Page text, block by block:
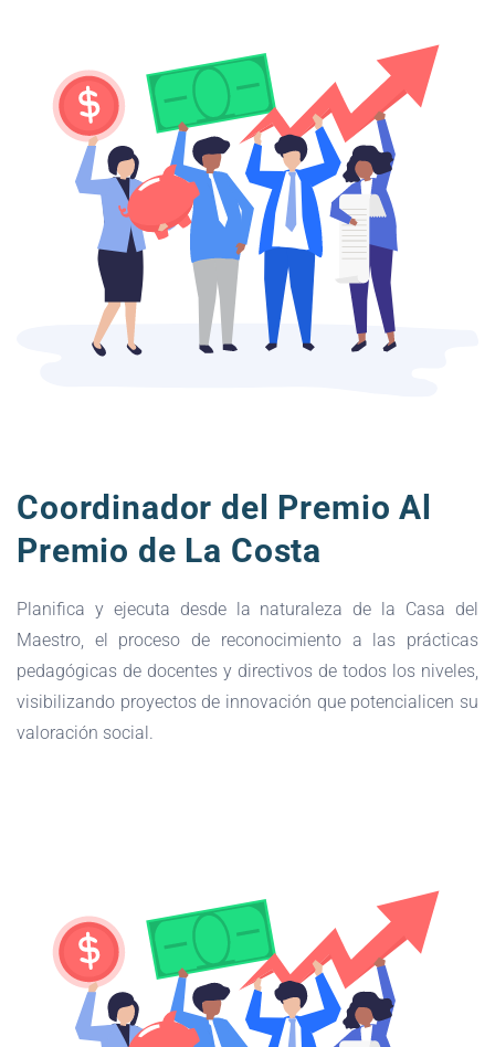
Coordinador del Premio Al
Premio de La Costa
Planifica y ejecuta desde la naturaleza de la Casa del
Maestro, el proceso de reconocimiento a las prácticas
pedagógicas de docentes y directivos de todos los niveles,
visibilizando proyectos de innovación que potencialicen su
valoración social.